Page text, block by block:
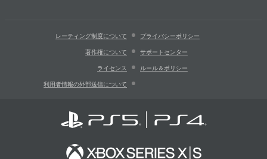
レーティング制度について プライバシーポリシー
著作権について サポートセンター
ライセンス ルール＆ポリシー
利用者情報の外部送信について